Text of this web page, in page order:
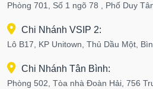
Phòng 701, Số 1 ngõ 78 , Phố Duy
Chi Nhánh VSIP 2:
Lô B17, KP Unitown, Thủ Dầu Một,
Chi Nhánh Tân Bình:
Phòng 502, Tòa nhà Đoàn Hải, 756